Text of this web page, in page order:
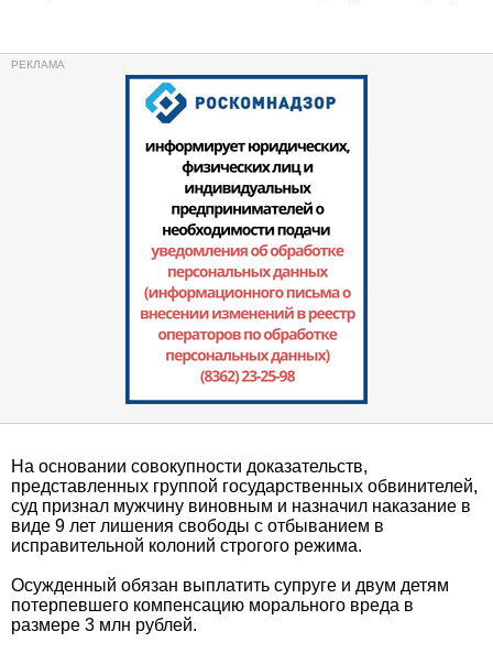
На основании совокупности доказательств,
представленных группой государственных обвинителей,
суд признал мужчину виновным и назначил наказание в
виде 9 лет лишения свободы с отбыванием в
исправительной колоний строгого режима.
Осужденный обязан выплатить супруге и двум детям
потерпевшего компенсацию морального вреда в
размере 3 млн рублей.